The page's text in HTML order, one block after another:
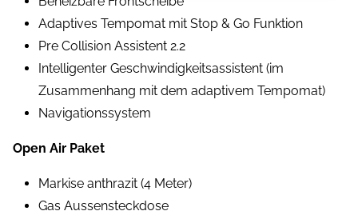
Adaptives Tempomat mit Stop & Go Funktion
Pre Collision Assistent 2.2
Intelligenter Geschwindigkeitsassistent (im
Zusammenhang mit dem adaptivem Tempomat)
Navigationssystem
Open Air Paket
Markise anthrazit (4 Meter)
Gas Aussensteckdose